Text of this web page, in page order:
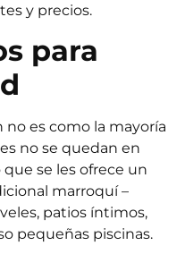
y precios.
para
no es como la mayoría
no se quedan en
se les ofrece un
marroquí –
patios íntimos,
pequeñas piscinas.